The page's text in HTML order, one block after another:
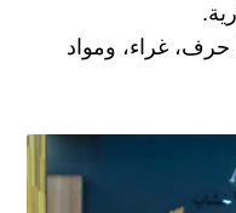
غراء، ومواد